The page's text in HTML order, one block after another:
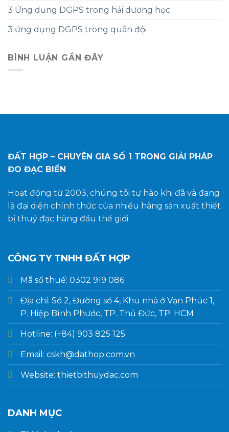
3 Ứng dụng DGPS trong hải dương học
3 ứng dụng DGPS trong quân đội
BÌNH LUẬN GẦN ĐÂY
ĐẤT HỢP – CHUYÊN GIA SỐ 1 TRONG GIẢI PHÁP
ĐO ĐẠC BIỂN
Hoạt động từ 2003, chúng tôi tự hào khi đã và đang
là đại diện chính thức của nhiều hãng sản xuất thiết
bị thuỷ đạc hàng đầu thế giới.
CÔNG TY TNHH ĐẤT HỢP
Mã số thuế: 0302 919 086
Địa chỉ: Số 2, Đường số 4, Khu nhà ở Vạn Phúc 1,
P. Hiệp Bình Phước, TP. Thủ Đức, TP. HCM
Hotline: (+84) 903 825 125
Email: cskh@dathop.com.vn
Website: thietbithuydac.com
DANH MỤC